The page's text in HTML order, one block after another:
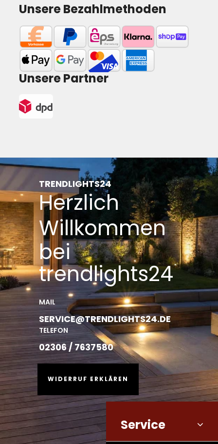
Unsere Bezahlmethoden
Unsere Partner
TRENDLIGHTS24
Herzlich
Willkommen
bei
trendlights24
MAIL
SERVICE@TRENDLIGHTS24.DE
TELEFON
02306 / 7637580
WIDERRUF ERKLÄREN
Service